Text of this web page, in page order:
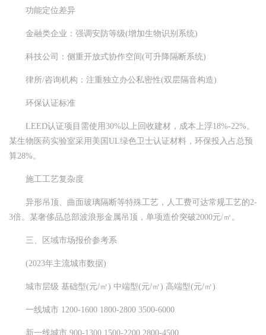
功能定位差异
金融类企业：强调安防等级(增加生物识别系统)
科技公司：侧重开放式协作空间(可升降隔断系统)
律所/咨询机构：注重独立办公私密性(双层隔音构造)
环保认证标准
LEED认证项目需使用30%以上回收建材，成本上浮18%-22%。
某生物医药实验室采用美国UL绿色卫士认证材料，环保投入占总预
算28%。
施工工艺复杂度
异形吊顶、曲面玻璃隔断等特殊工艺，人工费可达常规工艺的2-
3倍。某奢侈品总部波浪形金属吊顶，单项造价突破2000元/㎡。
三、区域市场报价参考系
(2023年主流城市数据)
城市层级 基础型(元/㎡) 中端型(元/㎡) 高端型(元/㎡)
一线城市 1200-1600 1800-2800 3500-6000
新一线城市 900-1300 1500-2200 2800-4500